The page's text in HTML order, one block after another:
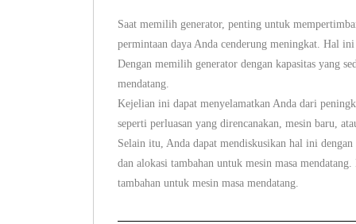
Saat memilih generator, penting untuk
permintaan daya Anda cenderung meningkat. Hal
Dengan memilih generator dengan kapasitas yang
mendatang.
Kejelian ini dapat menyelamatkan Anda dari
seperti perluasan yang direncanakan, mesin baru,
Selain itu, Anda dapat mendiskusikan hal ini
dan alokasi tambahan untuk mesin masa
tambahan untuk mesin masa mendatang.